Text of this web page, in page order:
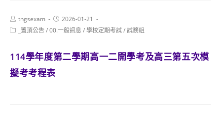
Post
author:
tngsexam
Post
published:
2026-01-21
Post _置頂公告/00.一般訊息 /學校定期考試/試務組
114學年度第二學期高一二開學考及高三第五次模
擬考考程表